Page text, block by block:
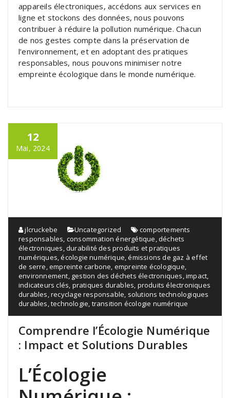
appareils électroniques, accédons aux services en
ligne et stockons des données, nous pouvons
contribuer à réduire la pollution numérique. Chacun
de nos gestes compte dans la préservation de
l’environnement, et en adoptant des pratiques
responsables, nous pouvons minimiser notre
empreinte écologique dans le monde numérique.
12
Mai, 2024
jlcruckebe Uncategorized
comportements
responsables consommation énergétique ,déchets
électroniques ,durabilité des produits et pratiques
numériques ,écologie numérique ,émissions de gaz à effet
de serre ,empreinte carbone empreinte écologique
environnement gestion des déchets électroniques ,impact
indicateurs clés pratiques durables produits électroniques
durables ,recyclage responsable solutions technologiques
durables ,technologie transition écologie numérique
Comprendre l’Écologie Numérique
: Impact et Solutions Durables
L’Écologie